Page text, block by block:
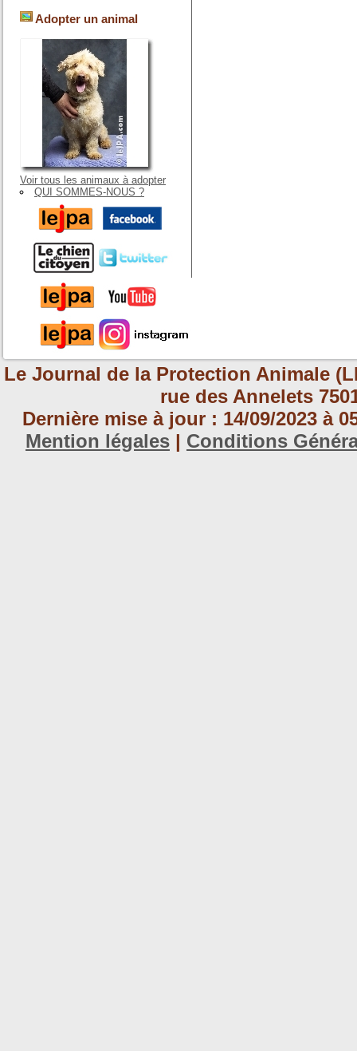
Adopter un animal
Voir tous les animaux à adopter
QUI SOMMES-NOUS ?
Le Journal de la Protection Animale
rue des Annelets
Dernière mise à jour : 14/09/2023 à
Mention légales | Conditions